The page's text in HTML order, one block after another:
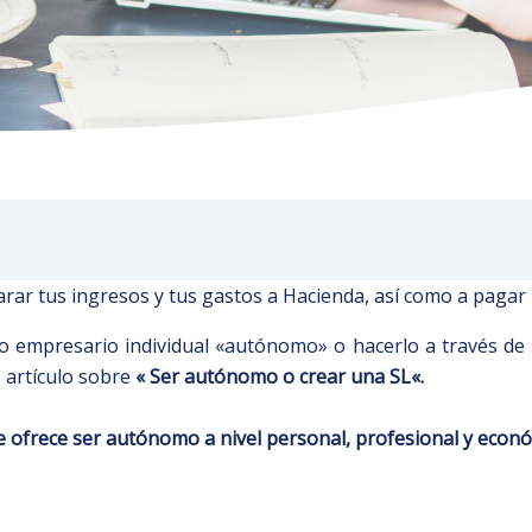
tus ingresos y tus gastos a Hacienda, así como a
empresario individual «autónomo» o hacerlo a través
artículo sobre «Ser autónomo o crear una SL«.
ofrece ser autónomo a nivel personal, profesional y